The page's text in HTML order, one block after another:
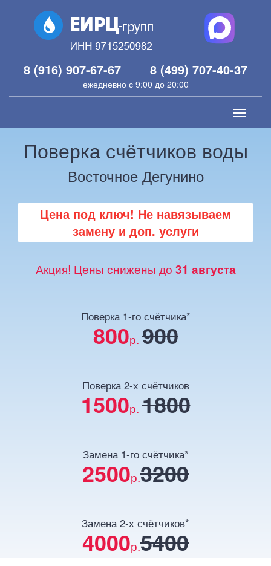
8 (916) 907-67-67 8 (499) 707-40-37
ежедневно с 9:00 до 20:00
Toggle
Поверка счётчиков воды
Восточное Дегунино
Цена под ключ! Не навязываем
замену и доп. услуги
Акция! Цены снижены до 31 августа
Поверка 1-го счётчика*
800р.900
Поверка 2-х счётчиков
1500р. 1800
Замена 1-го счётчика*
2500р.3200
Замена 2-х счётчиков*
4000р.5400